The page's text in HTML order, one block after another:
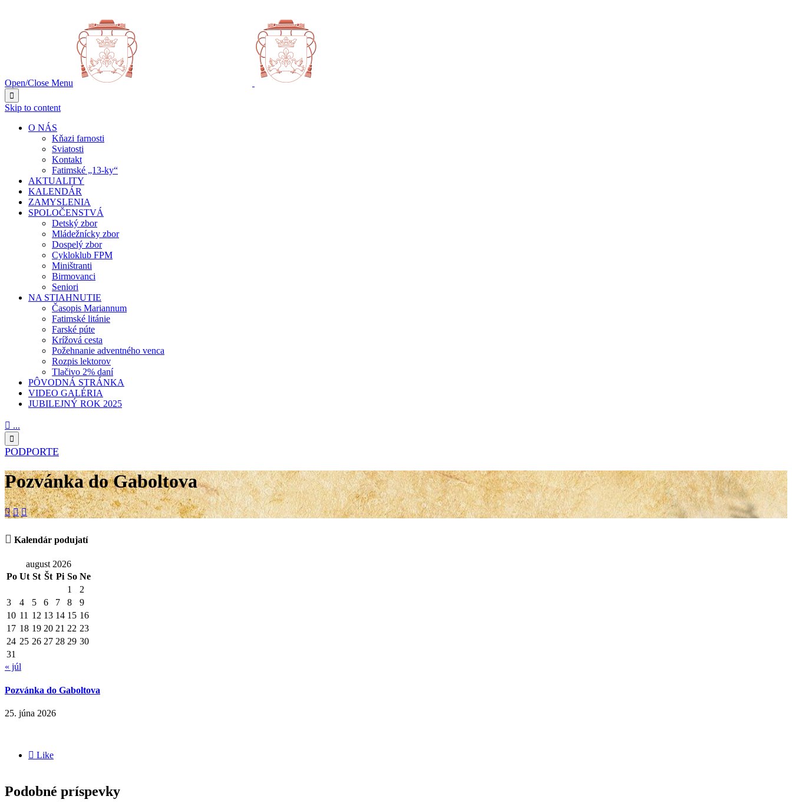
Open/Close Menu

Skip to content
O NÁS
Kňazi farnosti
Sviatosti
Kontakt
Fatimské „13-ky“
AKTUALITY
KALENDÁR
ZAMYSLENIA
SPOLOČENSTVÁ
Detský zbor
Mládežnícky zbor
Dospelý zbor
Cykloklub FPM
Miništranti
Birmovanci
Seniori
NA STIAHNUTIE
Časopis Mariannum
Fatimské litánie
Farské púte
Krížová cesta
Požehnanie adventného venca
Rozpis lektorov
Tlačivo 2% daní
PÔVODNÁ STRÁNKA
VIDEO GALÉRIA
JUBILEJNÝ ROK 2025
 ...

PODPORTE
Pozvánka do Gaboltova
  
 Kalendár podujatí
august 2026
Po Ut St Št Pi So Ne
1
2
3
4 5 6 7 8
9
10 11 12 13 14 15 16
17 18 19 20 21 22 23
24 25 26 27 28 29 30
31
« júl
Pozvánka do Gaboltova
25. júna 2026
 Like
Podobné príspevky